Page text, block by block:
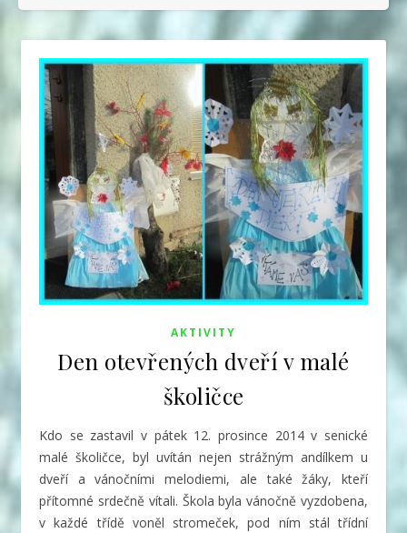
AKTIVITY
Den otevřených dveří v malé
školičce
Kdo se zastavil v pátek 12. prosince 2014 v senické
malé školičce, byl uvítán nejen strážným andílkem u
dveří a vánočními melodiemi, ale také žáky, kteří
přítomné srdečně vítali. Škola byla vánočně vyzdobena,
v každé třídě voněl stromeček, pod ním stál třídní